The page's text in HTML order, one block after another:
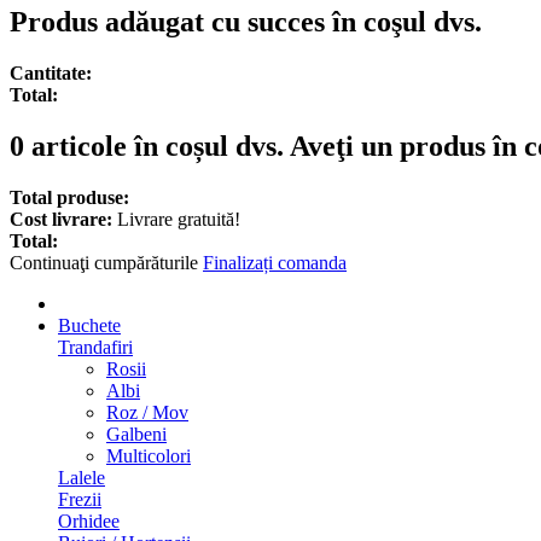
Produs adăugat cu succes în coşul dvs.
Cantitate:
Total:
0 articole în coșul dvs. Aveţi un produs în
Total produse:
Cost livrare: Livrare gratuită!
Total:
Continuaţi cumpărăturile Finalizați comanda
Buchete
Trandafiri
Rosii
Albi
Roz / Mov
Galbeni
Multicolori
Lalele
Frezii
Orhidee